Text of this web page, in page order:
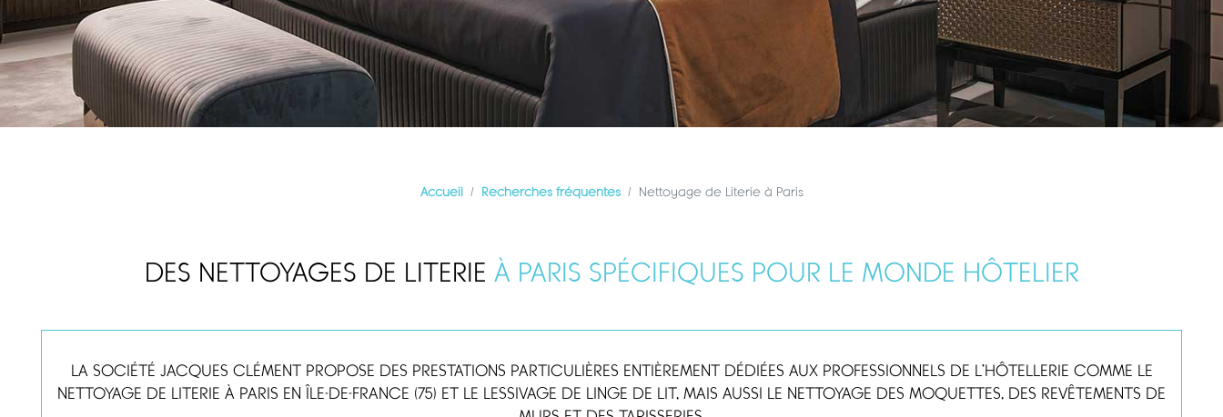
Accueil Recherches fréquentes Nettoyage de Literie à Paris
DES NETTOYAGES DE LITERIE À PARIS SPÉCIFIQUES POUR LE MONDE HÔTELIER
LA SOCIÉTÉ JACQUES CLÉMENT PROPOSE DES PRESTATIONS PARTICULIÈRES ENTIÈREMENT DÉDIÉES AUX PROFESSIONNELS DE L’HÔTELLERIE COMME LE
NETTOYAGE DE LITERIE À PARIS EN ÎLE-DE-FRANCE (75) ET LE LESSIVAGE DE LINGE DE LIT, MAIS AUSSI LE NETTOYAGE DES MOQUETTES, DES REVÊTEMENTS DE